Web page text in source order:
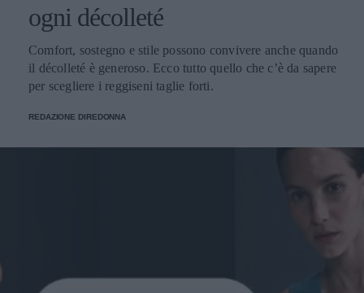
ogni décolleté
Comfort, sostegno e stile possono convivere anche quando
il décolleté è generoso. Ecco tutto quello che c’è da sapere
per scegliere i reggiseni taglie forti.
REDAZIONE DIREDONNA